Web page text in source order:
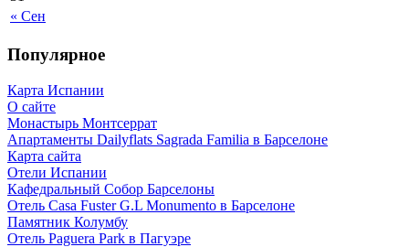
« Сен
Популярное
Карта Испании
О сайте
Монастырь Монтсеррат
Апартаменты Dailyflats Sagrada Familia в Барселоне
Карта сайта
Отели Испании
Кафeдрaльный Собор Барселоны
Отель Casa Fuster G.L Monumento в Барселоне
Пaмятник Колумбу
Отель Paguera Park в Пагуэре